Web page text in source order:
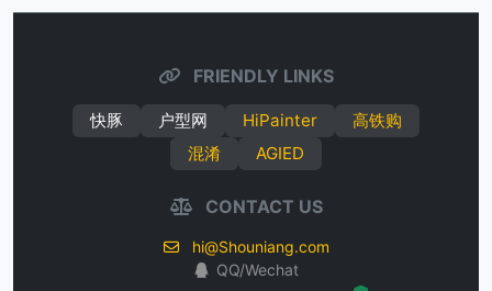
FRIENDLY LINKS
快豚 户型网 HiPainter
高铁购
混淆
AGIED
CONTACT US
hi@Shouniang.com
QQ/Wechat